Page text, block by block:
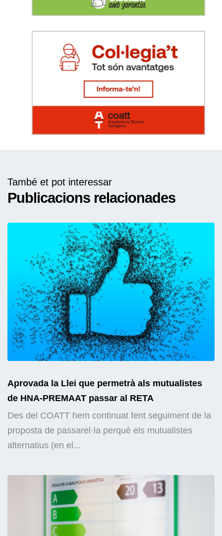
També et pot interessar
Publicacions relacionades
Aprovada la Llei que permetrà als mutualistes
de HNA-PREMAAT passar al RETA
Des del COATT hem continuat fent seguiment de la
proposta de passarel·la perquè els mutualistes
alternatius (en el...